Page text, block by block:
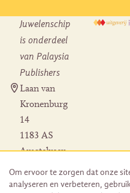
Juwelenschip
is onderdeel
van Palaysia
Publishers
Laan van
Kronenburg
14
1183 AS
Amstelveen
Herroeping
bestelling
Om ervoor te zorgen dat onze
analyseren en verbeteren,